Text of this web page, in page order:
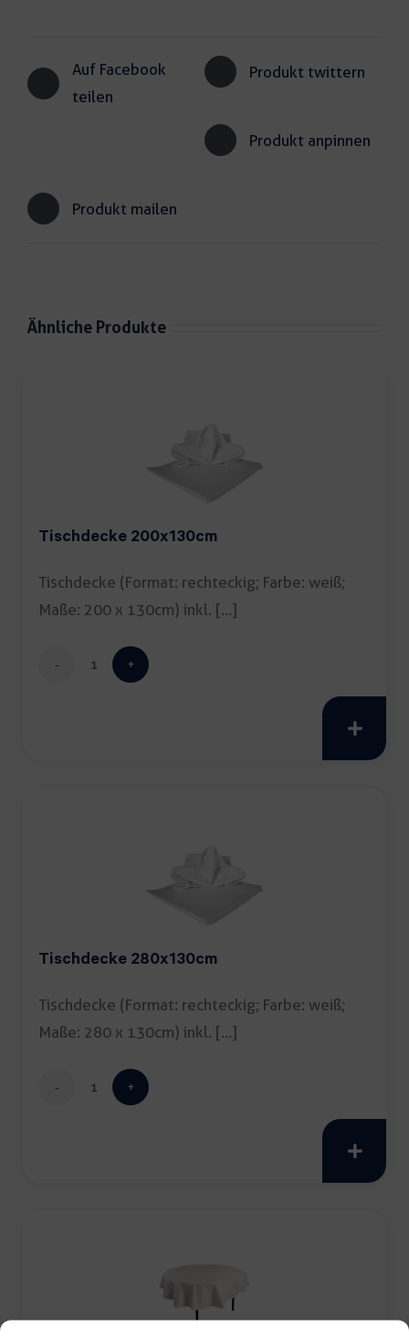
Auf Facebook
teilen
Produkt twittern
Produkt anpinnen
Produkt mailen
Ähnliche Produkte
Tischdecke 200x130cm
Tischdecke (Format: rechteckig; Farbe: weiß;
Maße: 200 x 130cm) inkl. […]
Tischdecke
Tischdecke 280x130cm
Tischdecke (Format: rechteckig; Farbe: weiß;
Maße: 280 x 130cm) inkl. […]
Tischdecke